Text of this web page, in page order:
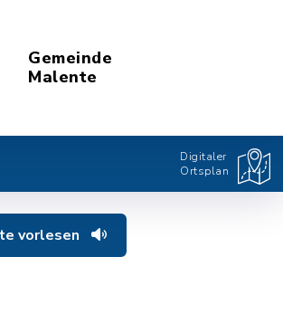
Gemeinde
Malente
Digitaler
Ortsplan
vorlesen